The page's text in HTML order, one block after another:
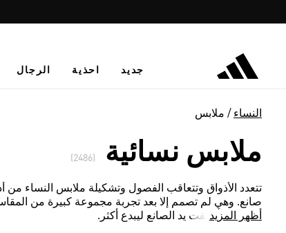
جديد احذية الرجال
النساء ملابس
ملابس نسائية
تتعدد الأذواق وتتعاقب الفصول وتشكيلة ملابس النساء من
صانع. وهي لم تصمم إلا بعد تجربة مجموعة كبيرة من
المعتمدة أطلقت يد الصانع ليبدع أكثر.
أظهر المزيد